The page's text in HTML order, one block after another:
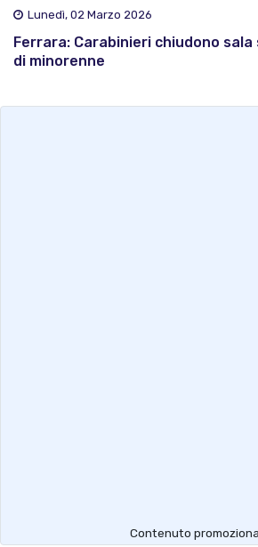
Lunedì, 02 Marzo 2026
Ferrara: Carabinieri chiudono
di minorenne
Contenuto